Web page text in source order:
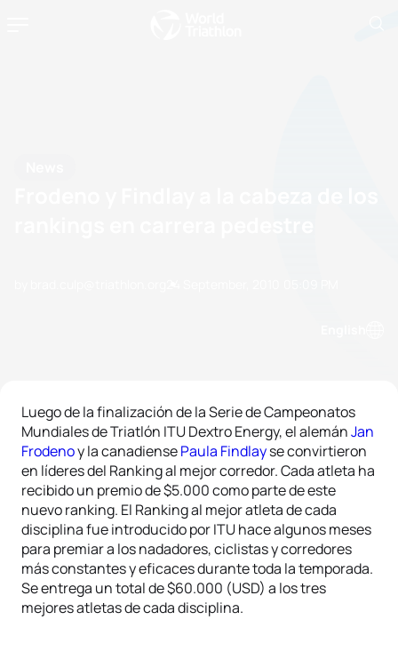
Luego de la finalización de la Serie de Campeonatos
Mundiales de Triatlón ITU Dextro Energy, el alemánJan
Frodenoy la canadiensePaula Findlayse convirtieron
en líderes del Ranking al mejor corredor. Cada atleta ha
recibido un premio de $5.000 como parte de este
nuevo ranking. El Ranking al mejor atleta de cada
disciplina fue introducido por ITU hace algunos meses
para premiar a los nadadores, ciclistas y corredores
más constantes y eficaces durante toda la temporada.
Se entrega un total de $60.000 (USD) a los tres
mejores atletas de cada disciplina.